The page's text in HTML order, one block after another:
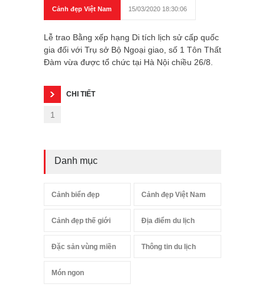
Cảnh đẹp Việt Nam 15/03/2020 18:30:06
Lễ trao Bằng xếp hạng Di tích lịch sử cấp quốc
gia đối với Trụ sở Bộ Ngoại giao, số 1 Tôn Thất
Đàm vừa được tổ chức tại Hà Nội chiều 26/8.
CHI TIẾT
1
Danh mục
Cảnh biển đẹp Cảnh đẹp Việt Nam
Cảnh đẹp thế giới Địa điểm du lịch
Đặc sản vùng miền Thông tin du lịch
Món ngon